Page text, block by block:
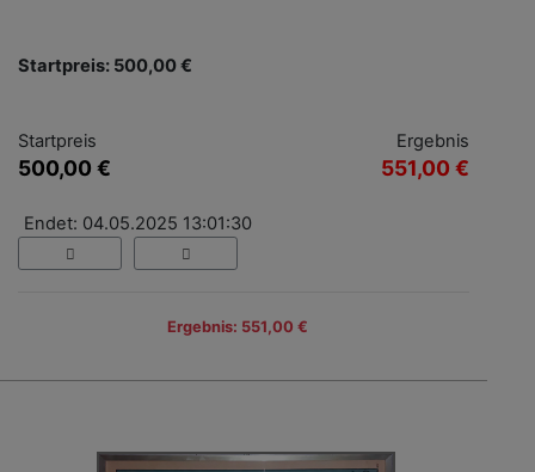
Startpreis: 500,00 €
Startpreis
500,00 €
Ergebnis
551,00 €
Endet: 04.05.2025 13:01:30
Ergebnis: 551,00 €